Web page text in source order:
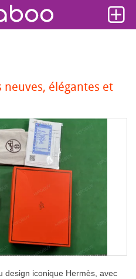
neuves, élégantes et
design iconique Hermès, avec